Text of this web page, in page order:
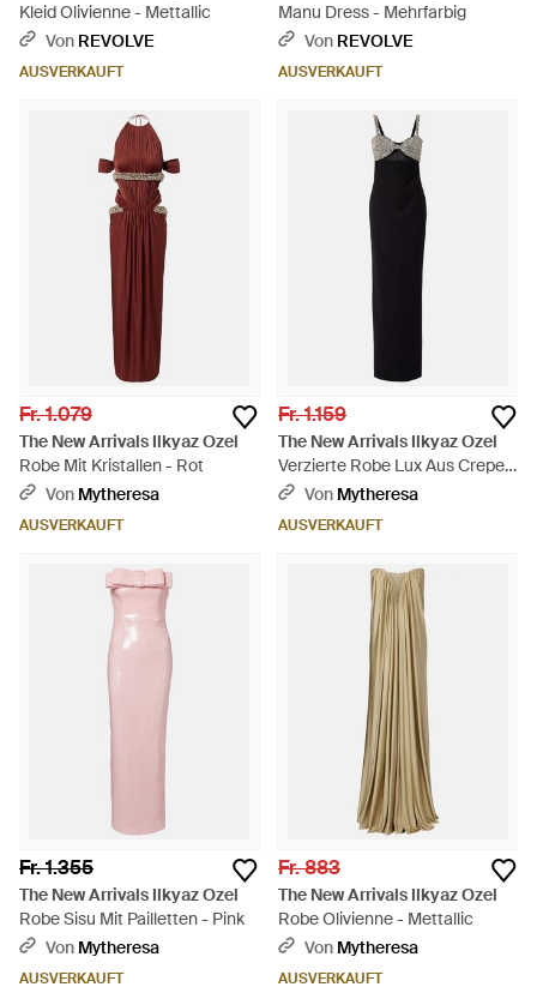
Kleid Olivienne - Mettallic
Von REVOLVE
AUSVERKAUFT
Manu Dress - Mehrfarbig
Von REVOLVE
AUSVERKAUFT
Fr. 1.079
The New Arrivals Ilkyaz Ozel
Robe Mit Kristallen - Rot
Von Mytheresa
AUSVERKAUFT
Fr. 1.159
The New Arrivals Ilkyaz Ozel
Verzierte Robe Lux Aus Crepe -
Schwarz
Von Mytheresa
AUSVERKAUFT
Fr. 1.355
The New Arrivals Ilkyaz Ozel
Robe Sisu Mit Pailletten - Pink
Von Mytheresa
AUSVERKAUFT
Fr. 883
The New Arrivals Ilkyaz Ozel
Robe Olivienne - Mettallic
Von Mytheresa
AUSVERKAUFT